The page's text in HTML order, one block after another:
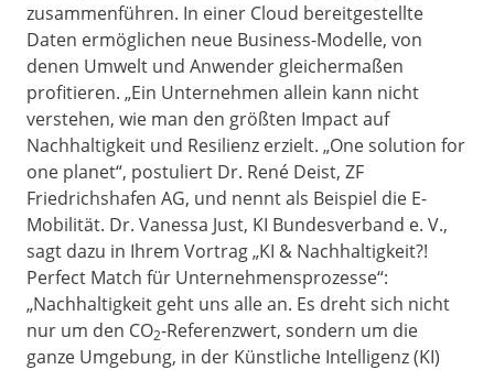
zusammenführen. In einer Cloud bereitgestellte
Daten ermöglichen neue Business-Modelle, von
denen Umwelt und Anwender gleichermaßen
profitieren. „Ein Unternehmen allein kann nicht
verstehen, wie man den größten Impact auf
Nachhaltigkeit und Resilienz erzielt. „One solution for
one planet“, postuliert Dr. René Deist, ZF
Friedrichshafen AG, und nennt als Beispiel die E-
Mobilität. Dr. Vanessa Just, KI Bundesverband e. V.,
sagt dazu in Ihrem Vortrag „KI & Nachhaltigkeit?!
Perfect Match für Unternehmensprozesse“:
„Nachhaltigkeit geht uns alle an. Es dreht sich nicht
nur um den CO2-Referenzwert, sondern um die
ganze Umgebung, in der Künstliche Intelligenz (KI)